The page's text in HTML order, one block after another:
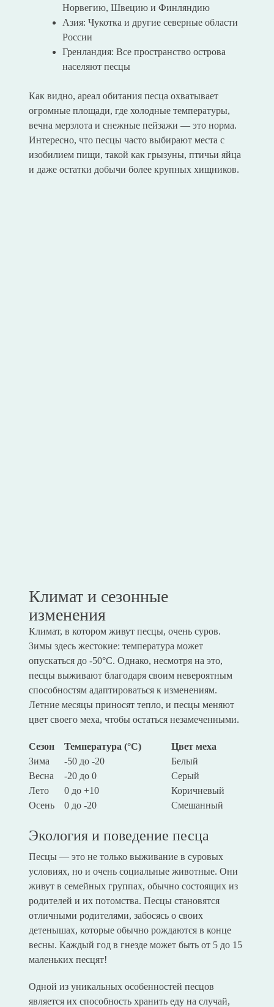
Норвегию, Швецию и Финляндию
Азия: Чукотка и другие северные области
России
Гренландия: Все пространство острова
населяют песцы
Как видно, ареал обитания песца охватывает
огромные площади, где холодные температуры,
вечна мерзлота и снежные пейзажи — это норма.
Интересно, что песцы часто выбирают места с
изобилием пищи, такой как грызуны, птичьи яйца
и даже остатки добычи более крупных хищников.
Климат и сезонные
изменения
Климат, в котором живут песцы, очень суров.
Зимы здесь жестокие: температура может
опускаться до -50°C. Однако, несмотря на это,
песцы выживают благодаря своим невероятным
способностям адаптироваться к изменениям.
Летние месяцы приносят тепло, и песцы меняют
цвет своего меха, чтобы остаться незамеченными.
Сезон Температура (°C)
Цвет меха
Зима
-50 до -20
Белый
Весна
-20 до 0
Серый
Лето
0 до +10
Коричневый
Осень
0 до -20 Смешанный
Экология и поведение песца
Песцы — это не только выживание в суровых
условиях, но и очень социальные животные. Они
живут в семейных группах, обычно состоящих из
родителей и их потомства. Песцы становятся
отличными родителями, забосясь о своих
детенышах, которые обычно рождаются в конце
весны. Каждый год в гнезде может быть от 5 до 15
маленьких песцят!
Одной из уникальных особенностей песцов
является их способность хранить еду на случай,